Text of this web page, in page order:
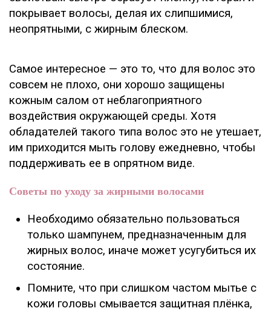
покрывает волосы, делая их слипшимися,
неопрятными, с жирным блеском.
Самое интересное — это то, что для волос это
совсем не плохо, они хорошо защищены
кожным салом от неблагоприятного
воздействия окружающей среды. Хотя
обладателей такого типа волос это не утешает,
им приходится мыть голову ежедневно, чтобы
поддерживать ее в опрятном виде.
Советы по уходу за жирными волосами
Необходимо обязательно пользоваться
только шампунем, предназначенным для
жирных волос, иначе может усугубиться их
состояние.
Помните, что при слишком частом мытье с
кожи головы смывается защитная плёнка,